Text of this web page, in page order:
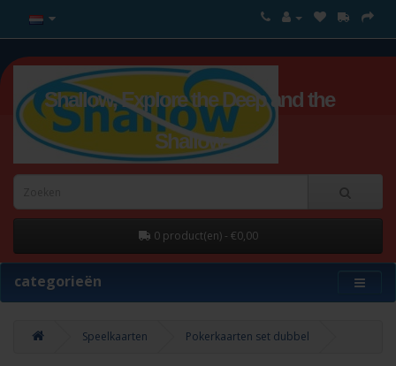
Shallow, Explore the Deep and the
Shallow
0 product(en) - €0,00
categorieën
Speelkaarten Pokerkaarten set dubbel